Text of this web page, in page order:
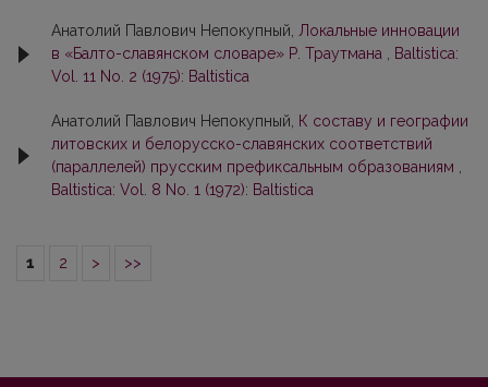
Анатолий Павлович Непокупный, Локальные инновации
в «Балто-славянском словаре» Р. Траутмана , Baltistica:
Vol. 11 No. 2 (1975): Baltistica
Анатолий Павлович Непокупный, К составу и географии
литовских и белорусско-славянских соответствий
(параллелей) прусским префиксальным образованиям ,
Baltistica: Vol. 8 No. 1 (1972): Baltistica
1 2 > >>